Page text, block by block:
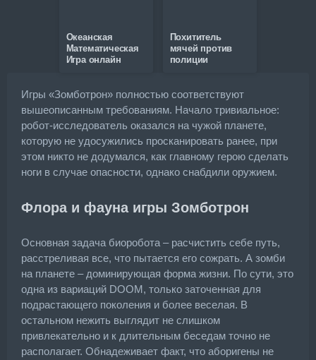
Океанская
Математическая
Игра онлайн
Похититель
мячей против
полиции
Игры «Зомботрон» полностью соответствуют
вышеописанным требованиям. Начало тривиальное:
робот-исследователь оказался на чужой планете,
которую не удосужились просканировать ранее, при
этом никто не додумался, как главному герою сделать
ноги в случае опасности, однако снабдили оружием.
Флора и фауна игры Зомботрон
Основная задача биоробота – расчистить себе путь,
расстреливая все, что пытается его сожрать. А зомби
на планете – доминирующая форма жизни. По сути, это
одна из вариаций DOOM, только заточенная для
подрастающего поколения и более веселая. В
остальном нежить выглядит не слишком
привлекательно и к длительным беседам точно не
располагает. Обнадеживает факт, что аборигены не